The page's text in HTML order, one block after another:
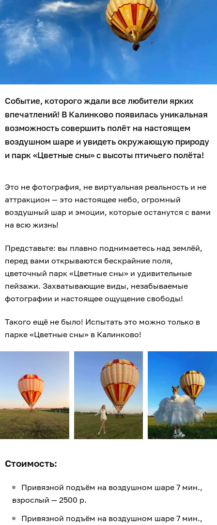
Событие, которого ждали все любители ярких
впечатлений! В Калинково появилась уникальная
возможность совершить полёт на настоящем
воздушном шаре и увидеть окружающую природу
и парк «Цветные сны» с высоты птичьего полёта!
Это не фотография, не виртуальная реальность и не
аттракцион — это настоящее небо, огромный
воздушный шар и эмоции, которые останутся с вами
на всю жизнь!
Представьте: вы плавно поднимаетесь над землёй,
перед вами открываются бескрайние поля,
цветочный парк «Цветные сны» и удивительные
пейзажи. Захватывающие виды, незабываемые
фотографии и настоящее ощущение свободы!
Такого ещё не было! Испытать это можно только в
парке «Цветные сны» в Калинково!
Стоимость:
Привязной подъём на воздушном шаре 7 мин.,
взрослый — 2500 р.
Привязной подъём на воздушном шаре 7 мин.,